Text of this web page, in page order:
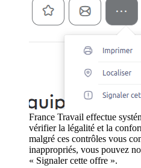
France Travail effectue
vérifier la légalité et la
malgré ces contrôles vous
inappropriés, vous pouvez
« Signaler cette offre ».